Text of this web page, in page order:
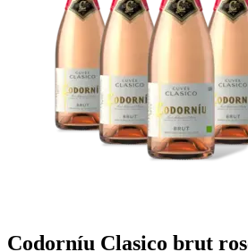
Codorníu Clasico brut